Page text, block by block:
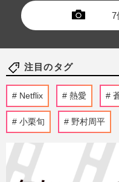
7
注目のタグ
Netflix 熱愛
小栗旬 野村周平